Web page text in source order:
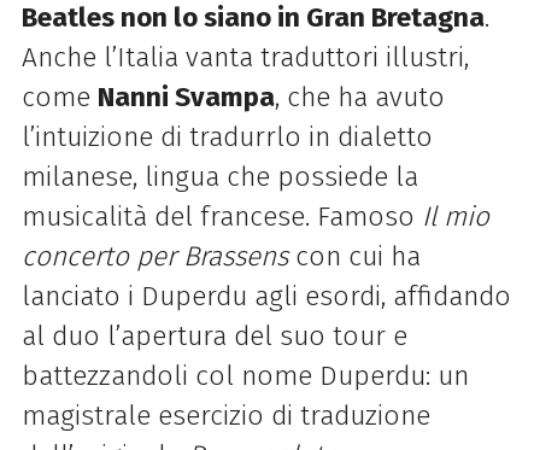
Beatles non lo siano in Gran Bretagna.
Anche l’Italia vanta traduttori illustri,
come Nanni Svampa, che ha avuto
l’intuizione di tradurrlo in dialetto
milanese, lingua che possiede la
musicalità del francese. Famoso Il mio
concerto per Brassenscon cui ha
lanciato i Duperdu agli esordi, affidando
al duo l’apertura del suo tour e
battezzandoli col nome Duperdu: un
magistrale esercizio di traduzione